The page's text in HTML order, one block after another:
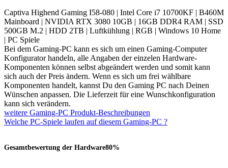
Captiva Highend Gaming I58-080 | Intel Core i7 10700KF | B460M
Mainboard | NVIDIA RTX 3080 10GB | 16GB DDR4 RAM | SSD
500GB M.2 | HDD 2TB | Luftkühlung | RGB | Windows 10 Home
| PC Spiele
Bei dem Gaming-PC kann es sich um einen Gaming-Computer
Konfigurator handeln, alle Angaben der einzelen Hardware-
Komponenten können selbst abgeändert werden und somit kann
sich auch der Preis ändern. Wenn es sich um frei wählbare
Komponenten handelt, kannst Du den Gaming PC nach Deinen
Wünschen anpassen. Die Lieferzeit für eine Wunschkonfiguration
kann sich verändern.
weitere Gaming-PC Produkt-Beschreibungen
Welche PC-Spiele laufen auf diesem Gaming-PC ?
Gesamtbewertung der Hardware80%